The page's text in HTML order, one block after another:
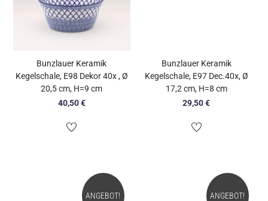
Bunzlauer Keramik
Kegelschale, E98 Dekor 40x , Ø
20,5 cm, H=9 cm
40,50€
Bunzlauer Keramik
Kegelschale, E97 Dec.40x, Ø
17,2 cm, H=8 cm
29,50€
ANGEBOT! ANGEBOT!